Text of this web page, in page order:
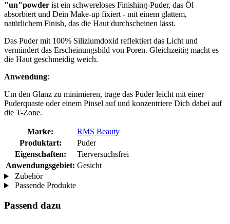
"un"powder ist ein schwereloses Finishing-Puder, das Öl
absorbiert und Dein Make-up fixiert - mit einem glattem,
natürlichem Finish, das die Haut durchscheinen lässt.
Das Puder mit 100% Siliziumdoxid reflektiert das Licht und
vermindert das Erscheinungsbild von Poren. Gleichzeitig macht es
die Haut geschmeidig weich.
Anwendung:
Um den Glanz zu minimieren, trage das Puder leicht mit einer
Puderquaste oder einem Pinsel auf und konzentriere Dich dabei auf
die T-Zone.
Marke:
RMS Beauty
Produktart:
Puder
Eigenschaften:
Tierversuchsfrei
Anwendungsgebiet: Gesicht
Zubehör
Passende Produkte
Passend dazu